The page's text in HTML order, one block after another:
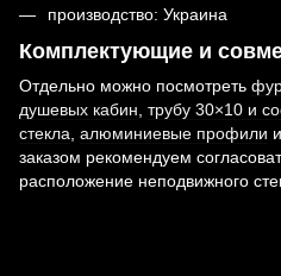
производство: Украина
Комплектующие и
Отдельно можно посмотреть
душевых кабин, трубу 30×10 и
стекла, алюминиевые профили и
заказом рекомендуем
расположение неподвижного